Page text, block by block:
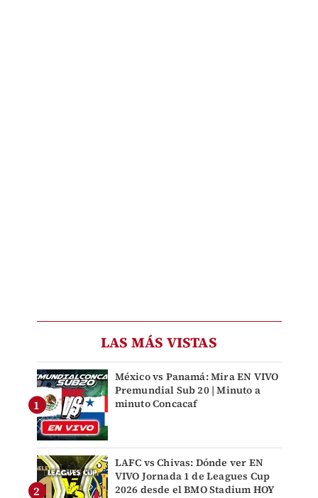
LAS MÁS VISTAS
México vs Panamá: Mira EN VIVO
Premundial Sub 20 | Minuto a
minuto Concacaf
LAFC vs Chivas: Dónde ver EN
VIVO Jornada 1 de Leagues Cup
2026 desde el BMO Stadium HOY